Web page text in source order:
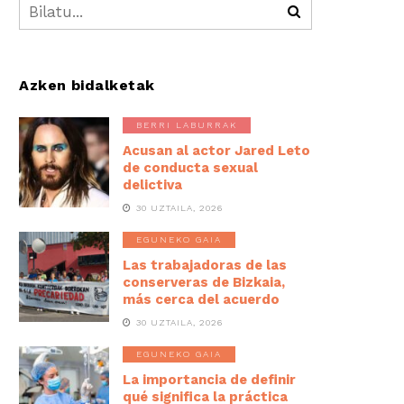
Azken bidalketak
BERRI LABURRAK
Acusan al actor Jared Leto
de conducta sexual
delictiva
30 UZTAILA, 2026
EGUNEKO GAIA
Las trabajadoras de las
conserveras de Bizkaia,
más cerca del acuerdo
30 UZTAILA, 2026
EGUNEKO GAIA
La importancia de definir
qué significa la práctica